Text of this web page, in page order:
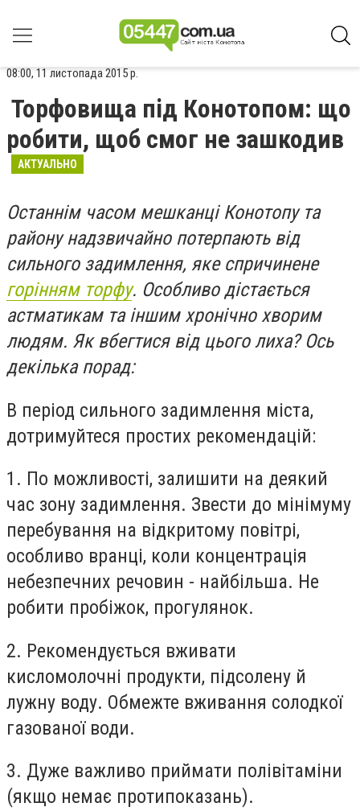
08:00, 11 листопада 2015 р.
Торфовища під Конотопом: що
робити, щоб смог не зашкодив
АКТУАЛЬНО
Останнім часом мешканці Конотопу та
району надзвичайно потерпають від
сильного задимлення, яке спричинене
горінням торфу. Особливо дістається
астматикам та іншим хронічно хворим
людям. Як вбегтися від цього лиха? Ось
декілька порад:
В період сильного задимлення міста,
дотримуйтеся простих рекомендацій:
1. По можливості, залишити на деякий
час зону задимлення. Звести до мінімуму
перебування на відкритому повітрі,
особливо вранці, коли концентрація
небезпечних речовин - найбільша. Не
робити пробіжок, прогулянок.
2. Рекомендується вживати
кисломолочні продукти, підсолену й
лужну воду. Обмежте вживання солодкої
газованої води.
3. Дуже важливо приймати полівітаміни
(якщо немає протипоказань).